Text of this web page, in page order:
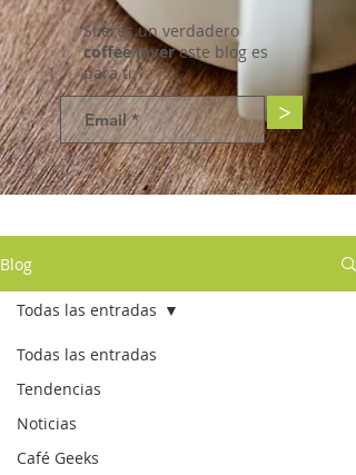
Si eres un verdadero
coffee lovereste blog es
para ti.
>
Blog
Todas las entradas
Tendencias
Noticias
Café Geeks
Todas las entradas